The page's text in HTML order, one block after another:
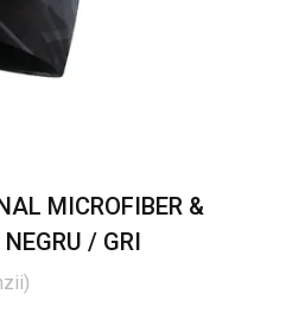
MICROFIBER &
/ GRI
)